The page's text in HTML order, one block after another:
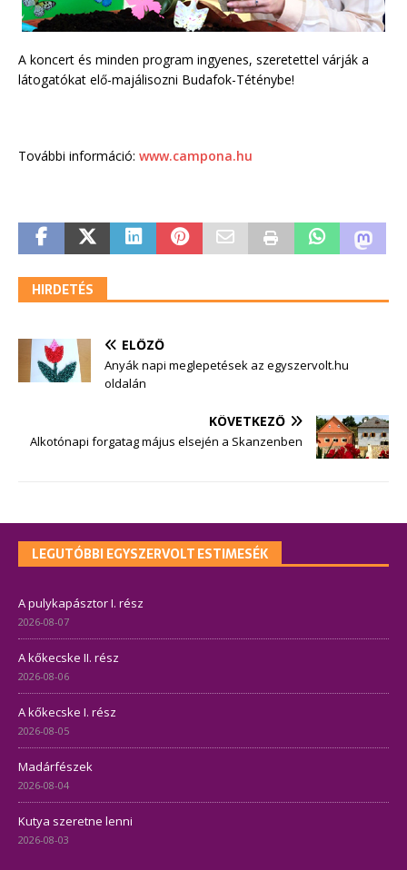
A koncert és minden program ingyenes, szeretettel várják a
látogatókat elő-majálisozni Budafok-Téténybe!
További információ: www.campona.hu
HIRDETÉS
ELŐZŐ
Anyák napi meglepetések az egyszervolt.hu
oldalán
KÖVETKEZŐ
Alkotónapi forgatag május elsején a Skanzenben
LEGUTÓBBI EGYSZERVOLT ESTIMESÉK
A pulykapásztor I. rész
2026-08-07
A kőkecske II. rész
2026-08-06
A kőkecske I. rész
2026-08-05
Madárfészek
2026-08-04
Kutya szeretne lenni
2026-08-03